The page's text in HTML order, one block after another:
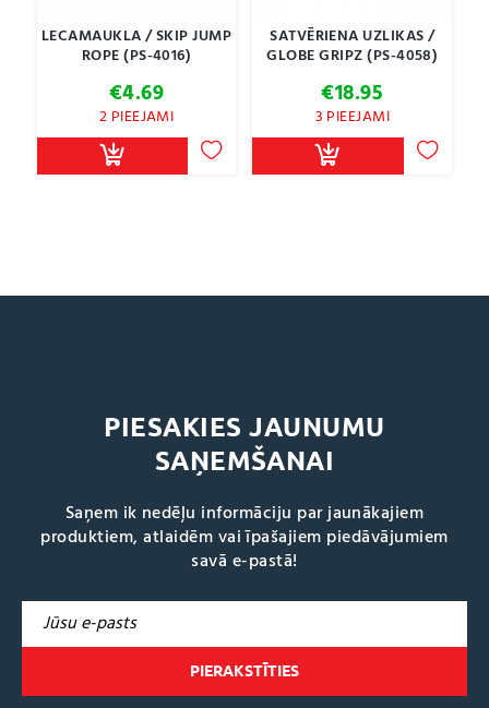
LECAMAUKLA / SKIP JUMP
ROPE (PS-4016)
€4.69
2 PIEEJAMI
SATVĒRIENA UZLIKAS /
GLOBE GRIPZ (PS-4058)
€18.95
3 PIEEJAMI
PIESAKIES JAUNUMU
SAŅEMŠANAI
Saņem ik nedēļu informāciju par jaunākajiem
produktiem, atlaidēm vai īpašajiem piedāvājumiem
savā e-pastā!